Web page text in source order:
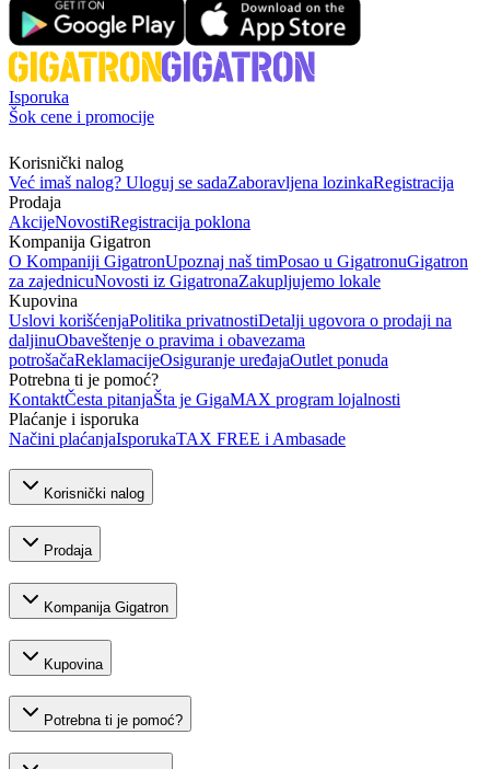
Isporuka
Šok cene i promocije
Korisnički nalog
Već imaš nalog? Uloguj se sadaZaboravljena lozinkaRegistracija
Prodaja
AkcijeNovostiRegistracija poklona
Kompanija Gigatron
O Kompaniji GigatronUpoznaj naš timPosao u GigatronuGigatron
za zajednicuNovosti iz GigatronaZakupljujemo lokale
Kupovina
Uslovi korišćenjaPolitika privatnostiDetalji ugovora o prodaji na
daljinuObaveštenje o pravima i obavezama
potrošačaReklamacijeOsiguranje uređajaOutlet ponuda
Potrebna ti je pomoć?
KontaktČesta pitanjaŠta je GigaMAX program lojalnosti
Plaćanje i isporuka
Načini plaćanjaIsporukaTAX FREE i Ambasade
Korisnički nalog
Prodaja
Kompanija Gigatron
Kupovina
Potrebna ti je pomoć?